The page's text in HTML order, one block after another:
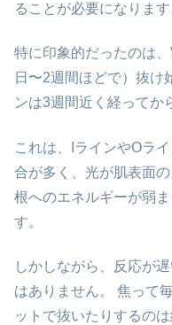
ることが必要になります
特に印象的だったのは
日〜2週間ほどで）抜け
ンは3週間近く経ってか
これは、IラインやOラ
合が多く、光が肌表面
根へのエネルギーが弱
す。
しかしながら、反応が
はありません。 焦って
ットで抜いたりするの